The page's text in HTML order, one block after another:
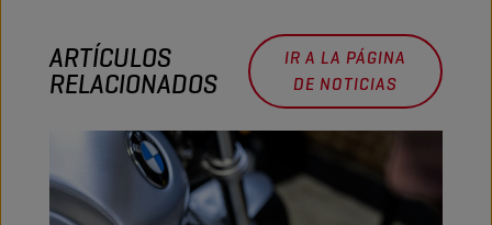
ARTÍCULOS
RELACIONADOS
IR A LA PÁGINA
DE NOTICIAS